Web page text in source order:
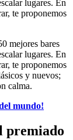
lugares. En
te proponemos
mejores bares
lugares. En
te proponemos
y nuevos;
calma.
mundo!
premiado